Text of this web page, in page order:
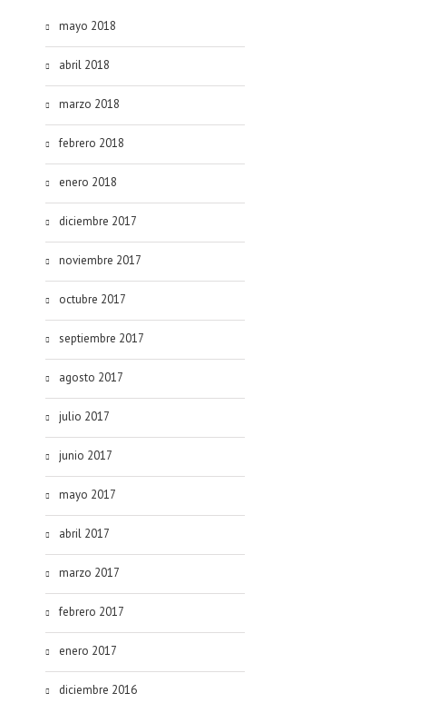
mayo 2018
abril 2018
marzo 2018
febrero 2018
enero 2018
diciembre 2017
noviembre 2017
octubre 2017
septiembre 2017
agosto 2017
julio 2017
junio 2017
mayo 2017
abril 2017
marzo 2017
febrero 2017
enero 2017
diciembre 2016